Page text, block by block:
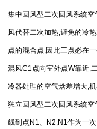
集中回风型二次回风系统
风代替二次加热,避免的冷
点的混合点,因此三点必在
混风C1点向室外点W靠近,
冷器处理的空气焓差增大,
独立回风型二次回风系统
线到点N1、N2,N1作为一